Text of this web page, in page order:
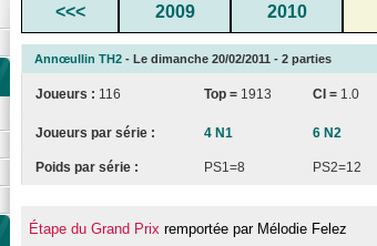
<<< 2009 2010
Annœullin TH2 - Le dimanche 20/02/2011 - 2 parties
Joueurs : 116 Top = 1913 CI = 1.0
Joueurs par série : 4 N1 6 N2
Poids par série : PS1=8 PS2=12
Étape du Grand Prix remportée par Mélodie Felez